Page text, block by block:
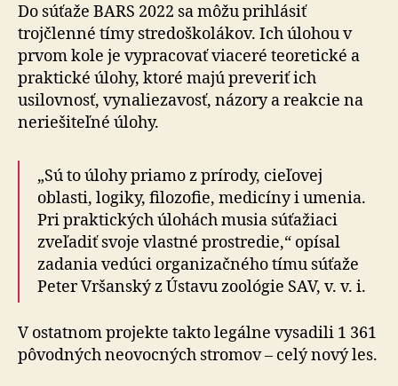
Do súťaže BARS 2022 sa môžu prihlásiť
trojčlenné tímy stredoškolákov. Ich úlohou v
prvom kole je vypracovať viaceré teoretické a
praktické úlohy, ktoré majú preveriť ich
usilovnosť, vynaliezavosť, názory a reakcie na
neriešiteľné úlohy.
„Sú to úlohy priamo z prírody, cieľovej
oblasti, logiky, filozofie, medicíny i umenia.
Pri praktických úlohách musia súťažiaci
zveľadiť svoje vlastné prostredie,“ opísal
zadania vedúci organizačného tímu súťaže
Peter Vršanský z Ústavu zoológie SAV, v. v. i.
V ostatnom projekte takto legálne vysadili 1 361
pôvodných neovocných stromov – celý nový les.